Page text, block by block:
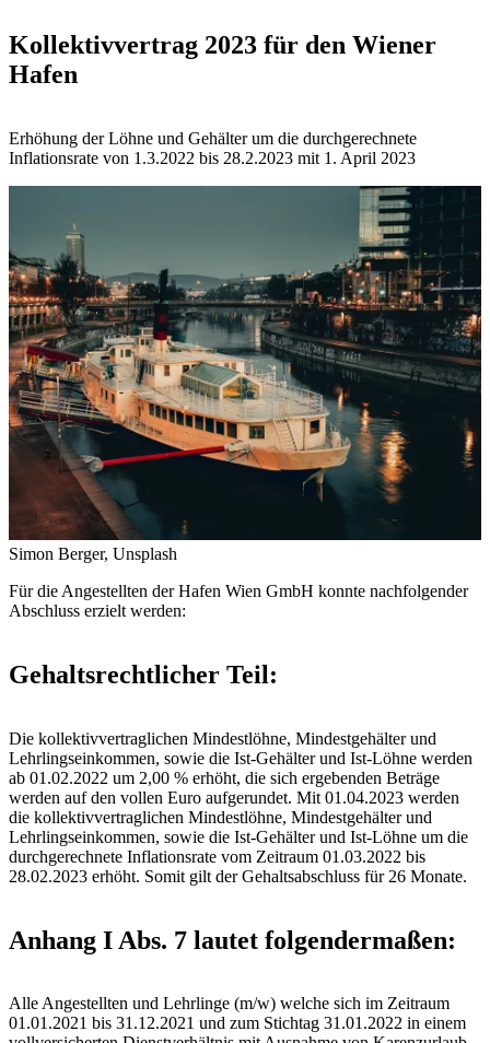
Kollektivvertrag 2023 für den Wiener
Hafen
Erhöhung der Löhne und Gehälter um die durchgerechnete
Inflationsrate von 1.3.2022 bis 28.2.2023 mit 1. April 2023
Simon Berger, Unsplash
Für die Angestellten der Hafen Wien GmbH konnte nachfolgender
Abschluss erzielt werden:
Gehaltsrechtlicher Teil:
Die kollektivvertraglichen Mindestlöhne, Mindestgehälter und
Lehrlingseinkommen, sowie die Ist-Gehälter und Ist-Löhne werden
ab 01.02.2022 um 2,00 % erhöht, die sich ergebenden Beträge
werden auf den vollen Euro aufgerundet. Mit 01.04.2023 werden
die kollektivvertraglichen Mindestlöhne, Mindestgehälter und
Lehrlingseinkommen, sowie die Ist-Gehälter und Ist-Löhne um die
durchgerechnete Inflationsrate vom Zeitraum 01.03.2022 bis
28.02.2023 erhöht. Somit gilt der Gehaltsabschluss für 26 Monate.
Anhang I Abs. 7 lautet folgendermaßen:
Alle Angestellten und Lehrlinge (m/w) welche sich im Zeitraum
01.01.2021 bis 31.12.2021 und zum Stichtag 31.01.2022 in einem